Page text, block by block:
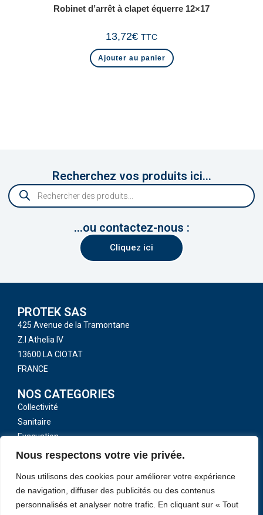
Nous respectons votre vie privée.
Nous utilisons des cookies pour améliorer votre expérience
de navigation, diffuser des publicités ou des contenus
personnalisés et analyser notre trafic. En cliquant sur « Tout
Robinet d’arrêt à clapet équerre 12×17
13,72€ TTC
Ajouter au panier
Recherchez vos produits ici...
...ou contactez-nous :
Cliquez ici
PROTEK SAS
425 Avenue de la Tramontane
Z.I Athelia IV
13600 LA CIOTAT
FRANCE
NOS CATEGORIES
Collectivité
Sanitaire
Evacuation
Toutes nos catégories
LIENS UTILES
CGV
Mentions légales